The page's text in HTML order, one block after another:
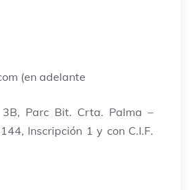
(en adelante
3B, Parc Bit. Crta. Palma –
Inscripción 1 y con C.I.F.